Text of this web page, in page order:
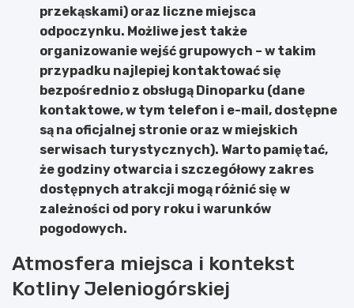
przekąskami) oraz liczne miejsca
odpoczynku. Możliwe jest także
organizowanie wejść grupowych – w takim
przypadku najlepiej kontaktować się
bezpośrednio z obsługą Dinoparku (dane
kontaktowe, w tym telefon i e-mail, dostępne
są na oficjalnej stronie oraz w miejskich
serwisach turystycznych). Warto pamiętać,
że godziny otwarcia i szczegółowy zakres
dostępnych atrakcji mogą różnić się w
zależności od pory roku i warunków
pogodowych.
Atmosfera miejsca i kontekst
Kotliny Jeleniogórskiej